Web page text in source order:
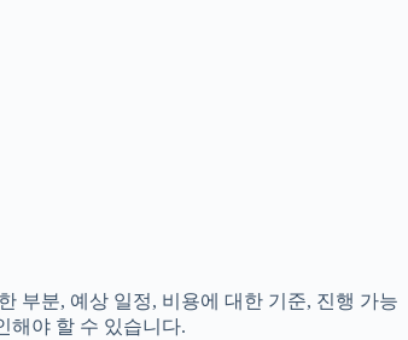
부분, 예상 일정, 비용에 대한 기준, 진행 가능
해야 할 수 있습니다.